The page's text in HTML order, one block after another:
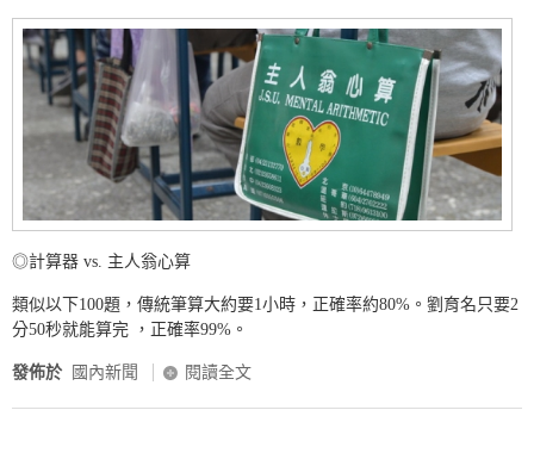
◎計算器 vs. 主人翁心算
類似以下100題，傳統筆算大約要1小時，正確率約80%。劉育名只要2
分50秒就能算完 ，正確率99%。
發佈於 國內新聞 閱讀全文